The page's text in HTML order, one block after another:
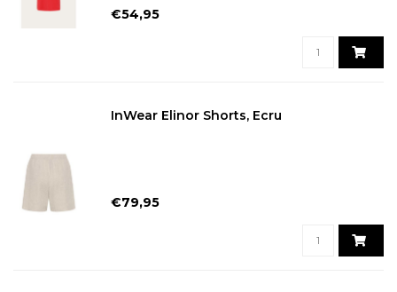
€54,95
InWear Elinor Shorts, Ecru
€79,95